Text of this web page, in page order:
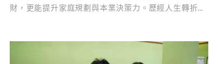
財，更能提升家庭規劃與本業決策力。歷經人生轉折與
程不斷進化，案例豐富又實用，推薦老闆、企業家、主
管必須上一次，燒腦但真的大升級！